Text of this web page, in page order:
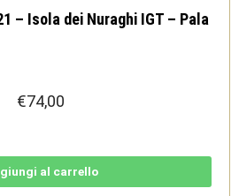
– Isola dei Nuraghi IGT – Pala
€74,00
al carrello